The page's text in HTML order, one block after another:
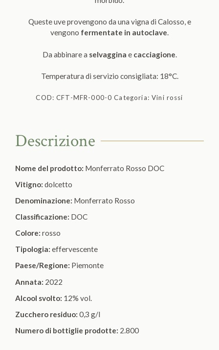
Queste uve provengono da una vigna di Calosso, e
vengono fermentate in autoclave.
Da abbinare a selvaggina e cacciagione
Temperatura di servizio consigliata: 18°C.
COD:CFT-MFR-000-0 Categoria:Vini rossi
Descrizione
Nome del prodotto: Monferrato Rosso DOC
Vitigno:dolcetto
Denominazione: Monferrato Rosso
Classificazione: DOC
Colore:rosso
Tipologia:effervescente
Paese/Regione: Piemonte
Annata: 2022
Alcool svolto: 12% vol.
Zucchero residuo:0,3 g/l
Numero di bottiglie prodotte: 2.800